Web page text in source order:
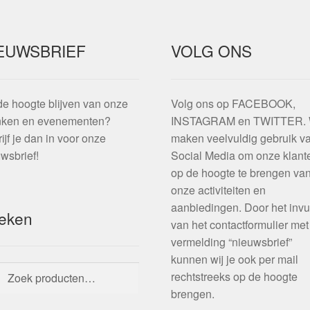
hoogte blijven van onze
en evenementen?
je dan in voor onze
VOLG ONS
Volg ons op FACEBOOK,
INSTAGRAM en TWITTER.
maken veelvuldig gebruik
Social Media om onze
op de hoogte te brengen van
onze activiteiten en
aanbiedingen. Door het
van het contactformulier met
vermelding “nieuwsbrief”
kunnen wij je ook per mail
rechtstreeks op de hoogte
brengen.